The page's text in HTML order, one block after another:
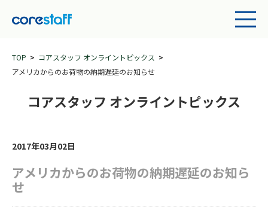
TOP
コアスタッフ オンライントピックス
アメリカからのお荷物の納期遅延のお知らせ
コアスタッフ オンライントピックス
2017年03月02日
アメリカからのお荷物の納期遅延のお知ら
せ